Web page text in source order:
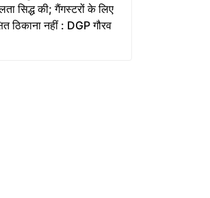
सिद्ध की; गैंगस्टरों के लिए
ठिकाना नहीं : DGP गौरव